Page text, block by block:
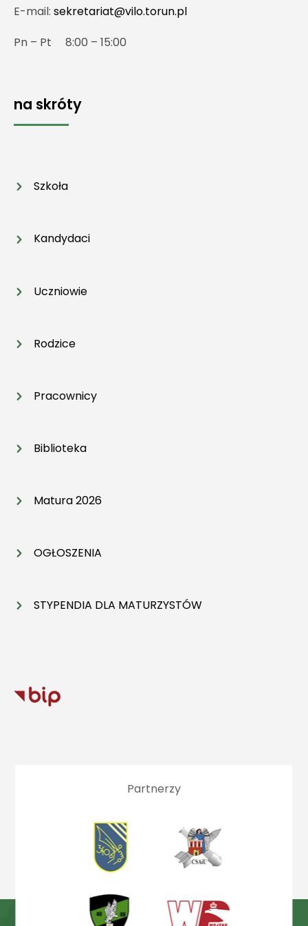
E-mail: sekretariat@vilo.torun.pl
Pn – Pt 8:00 – 15:00
na skróty
Szkoła
Kandydaci
Uczniowie
Rodzice
Pracownicy
Biblioteka
Matura 2026
OGŁOSZENIA
STYPENDIA DLA MATURZYSTÓW
Partnerzy